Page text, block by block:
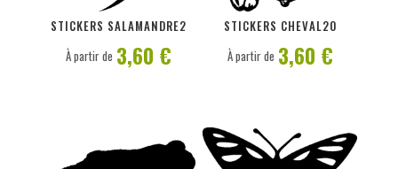
STICKERS SALAMANDRE2
PERSONNALISER
À partir de 3,60 €
STICKERS CHEVAL20
PERSONNALISER
À partir de 3,60 €